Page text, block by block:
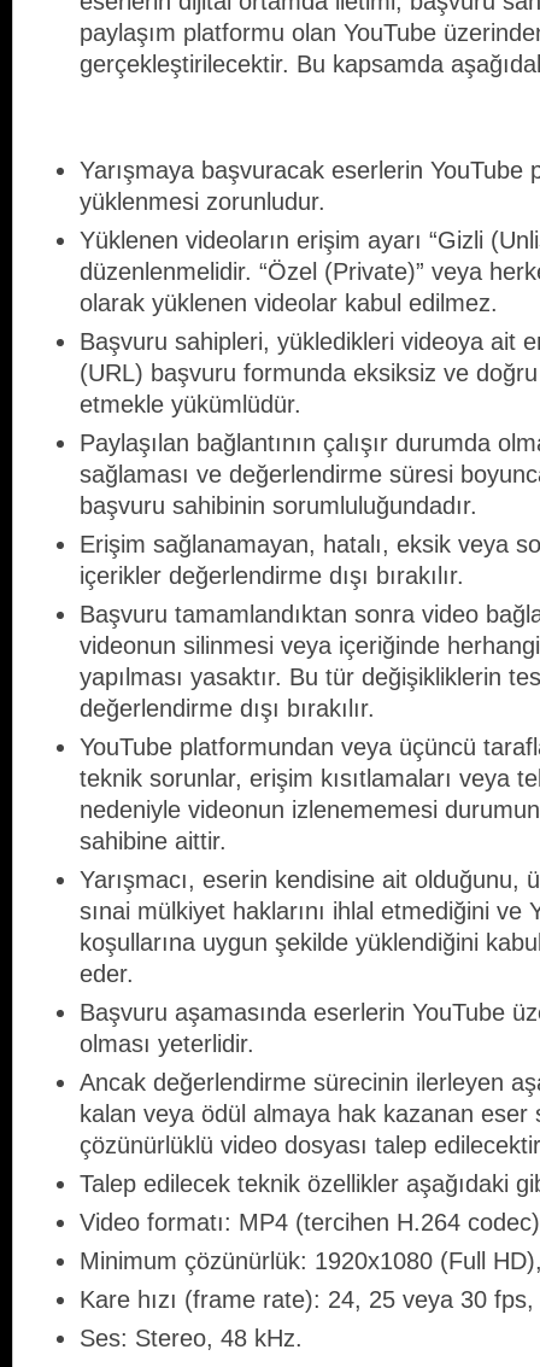
paylaşım platformu olan YouTube
gerçekleştirilecektir. Bu kapsamda
Yarışmaya başvuracak eserlerin YouTube
yüklenmesi zorunludur.
Yüklenen videoların erişim ayarı “Gizli
düzenlenmelidir. “Özel (Private)” veya
olarak yüklenen videolar kabul edilmez.
Başvuru sahipleri, yükledikleri videoya ait
(URL) başvuru formunda eksiksiz ve
etmekle yükümlüdür.
Paylaşılan bağlantının çalışır durumda
sağlaması ve değerlendirme süresi
başvuru sahibinin sorumluluğundadır.
Erişim sağlanamayan, hatalı, eksik veya
içerikler değerlendirme dışı bırakılır.
Başvuru tamamlandıktan sonra video
videonun silinmesi veya içeriğinde
yapılması yasaktır. Bu tür değişikliklerin
değerlendirme dışı bırakılır.
YouTube platformundan veya üçüncü
teknik sorunlar, erişim kısıtlamaları veya
nedeniyle videonun izlenememesi
sahibine aittir.
Yarışmacı, eserin kendisine ait olduğunu,
sınai mülkiyet haklarını ihlal etmediğini ve
koşullarına uygun şekilde yüklendiğini
eder.
Başvuru aşamasında eserlerin YouTube
olması yeterlidir.
Ancak değerlendirme sürecinin ilerleyen
kalan veya ödül almaya hak kazanan eser
çözünürlüklü video dosyası talep
Talep edilecek teknik özellikler aşağıdaki
Video formatı: MP4 (tercihen H.264
Minimum çözünürlük: 1920x1080 (Full
Kare hızı (frame rate): 24, 25 veya 30 fps,
Ses: Stereo, 48 kHz.